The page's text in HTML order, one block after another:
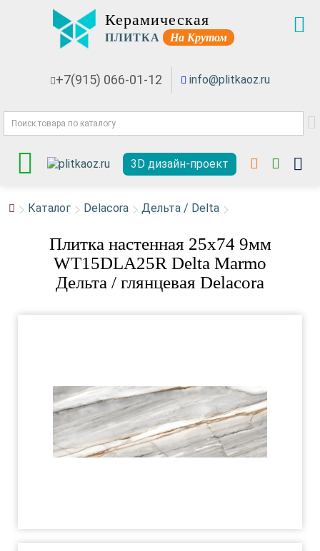
Керамическая
ПЛИТКА На Крутом
+7(915) 066-01-12 info@plitkaoz.ru
3D дизайн-проект
Каталог Delacora Дельта / Delta
Плитка настенная 25x74 9мм
WT15DLA25R Delta Marmo
Дельта / глянцевая Delacora